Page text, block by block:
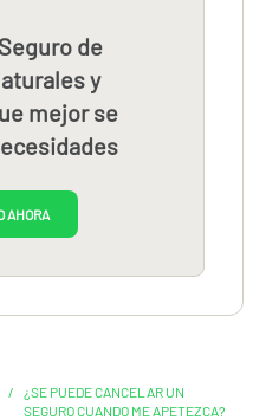
de
y
mejor se
AHORA
/
¿SE PUEDE CANCELAR UN
SEGURO CUANDO ME APETEZCA?